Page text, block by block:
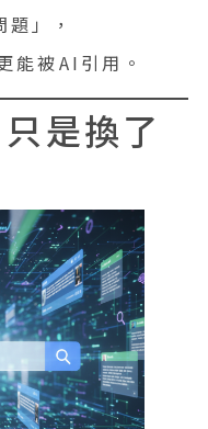
」，
能被AI引用。
是換了